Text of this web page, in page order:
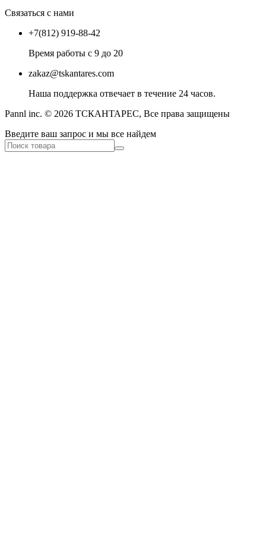
Связаться с нами
+7(812) 919-88-42
Время работы с 9 до 20
zakaz@tskantares.com
Наша поддержка отвечает в течение 24 часов.
Pannl inc. © 2026 ТСКАНТАРЕС, Все права защищены
Введите ваш запрос и мы все найдем